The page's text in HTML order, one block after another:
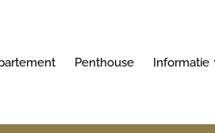
Penthouse Informatie